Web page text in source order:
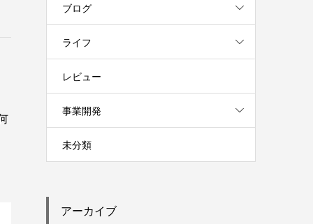
ブログ
ライフ
レビュー
事業開発
未分類
アーカイブ